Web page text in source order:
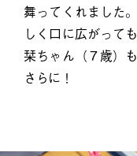
舞ってくれました
しく口に広がって
栞ちゃん（７歳）
さらに！